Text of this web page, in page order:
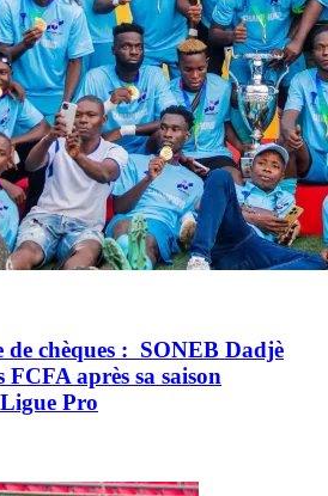
de chèques : SONEB Dadjè
après sa saison
Pro